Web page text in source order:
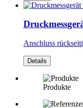
Anschluss
Details
Produkte